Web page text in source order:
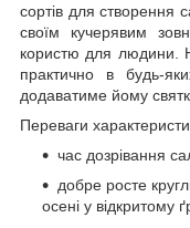
сортів для створення
своїм кучерявим
користю для людини.
практично в будь-
додаватиме йому
Переваги
час дозрівання
добре росте
осені у відкритому